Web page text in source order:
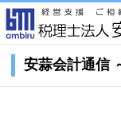
安蒜会計通信